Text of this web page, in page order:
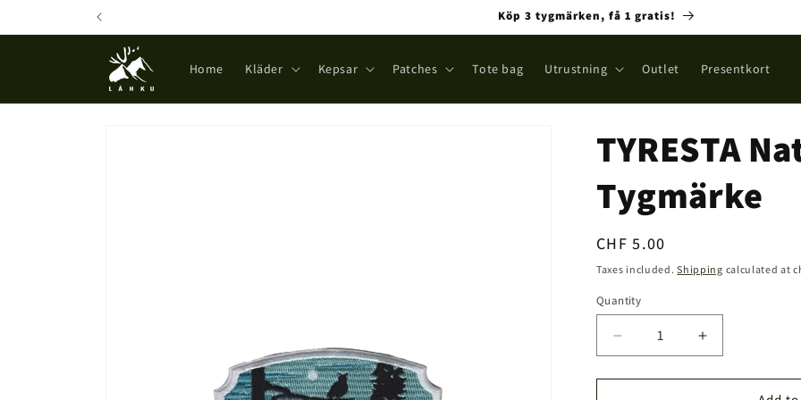
Köp 3 tygmärken, få 1 gratis!
Home Kläder Kepsar Patches Tote bag Utrustning Outlet Presentkort
TYRESTA
Tygmärke
Regular
price
CHF 5.00
Taxes included.Shipping calculated at
Quantity
Quantity
Decrease
quantity
for
Increase
quantity
for